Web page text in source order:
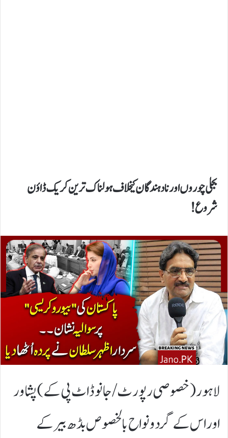
​بجلی چوروں اور نادہندگان کیخلاف ہولناک ترین کریک ڈاؤن
شروع!
لاہور(خصوصی رپورٹ/جانوڈاٹ پی کے)پشاور
اوراس کے گردونواح بالخصوص بڈھ بیر کے